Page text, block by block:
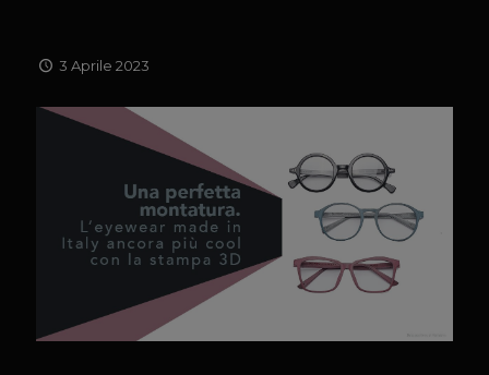
Servizi
Assistenza
Contatti
Newsletter
3 Aprile 2023